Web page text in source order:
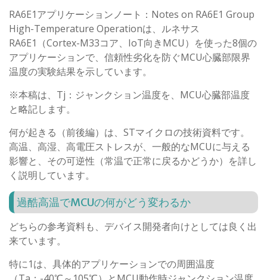
RA6E1アプリケーションノート：Notes on RA6E1 Group
High-Temperature Operationは、ルネサス
RA6E1（Cortex-M33コア、IoT向きMCU）を使った8個の
アプリケーションで、信頼性劣化を防ぐMCU心臓部限界
温度の実験結果を示しています。
※本稿は、Tj：ジャンクション温度を、MCU心臓部温度
と略記します。
何が起きる（前後編）は、STマイクロの技術資料です。
高温、高湿、高電圧ストレスが、一般的なMCUに与える
影響と、その可逆性（常温で正常に戻るかどうか）を詳し
く説明しています。
過酷高温でMCUの何がどう変わるか
どちらの参考資料も、デバイス開発者向けとしては良く出
来ています。
特に1は、具体的アプリケーションでの周囲温度